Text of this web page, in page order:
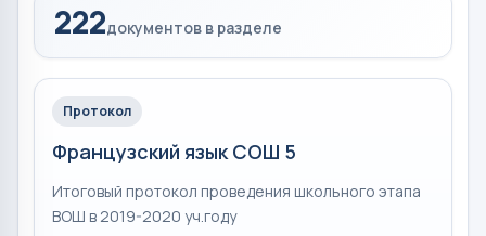
222документов в разделе
Протокол
Французский язык СОШ 5
Итоговый протокол проведения школьного этапа
ВОШ в 2019-2020 уч.году